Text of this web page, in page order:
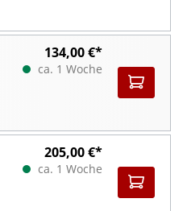
134,00 €*
ca. 1 Woche
205,00 €*
ca. 1 Woche